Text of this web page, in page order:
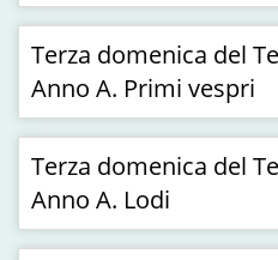
Terza domenica del
Anno A. Primi vespri
Terza domenica del
Anno A. Lodi